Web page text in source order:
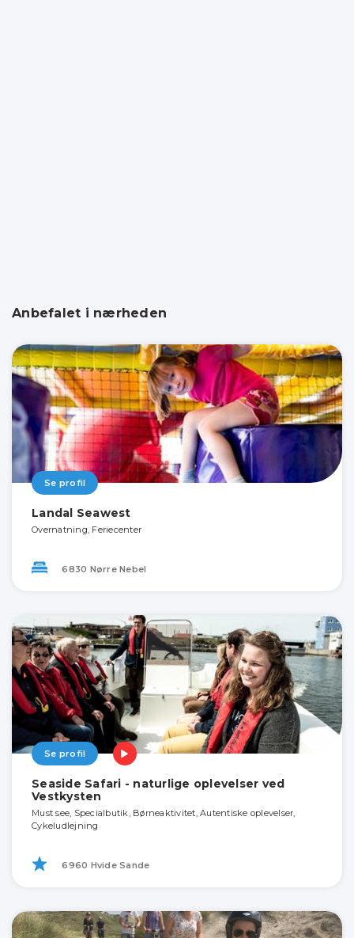
Anbefalet i nærheden
Se profil
Landal Seawest
Overnatning, Feriecenter
6830 Nørre Nebel
Se profil
Seaside Safari - naturlige oplevelser ved
Vestkysten
Must see, Specialbutik, Børneaktivitet, Autentiske oplevelser,
Cykeludlejning
6960 Hvide Sande